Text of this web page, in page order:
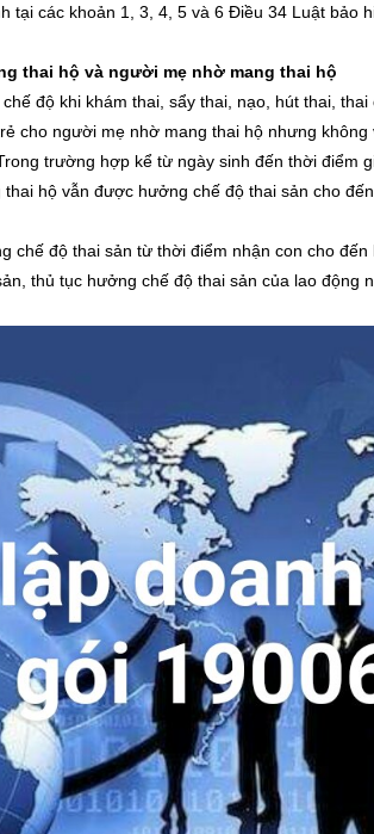
tại các khoản 1, 3, 4, 5 và 6 Điều 34 Luật bảo
thai hộ và người mẹ nhờ mang thai hộ
độ khi khám thai, sẩy thai, nạo, hút thai,
cho người mẹ nhờ mang thai hộ nhưng
trường hợp kể từ ngày sinh đến thời điểm
hộ vẫn được hưởng chế độ thai sản cho
độ thai sản từ thời điểm nhận con cho đến
thủ tục hưởng chế độ thai sản của lao động